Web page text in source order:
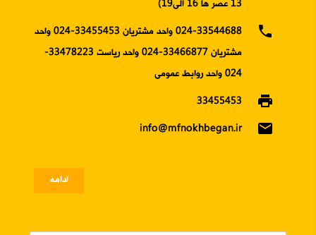
13 عصر ها 16 الی19)
phone
024-33544688 واحد مشتریان 33455453-024 واحد
مشتریان 33466877-024 واحد ریاست 33478223-
024 واحد روابط عمومی
print
33455453
email
info@mfnokhbegan.ir
ادامه